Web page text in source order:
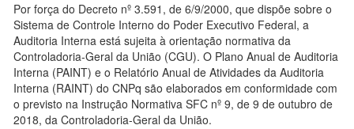
Por força do Decreto nº 3.591, de 6/9/2000, que dispõe sobre o
Sistema de Controle Interno do Poder Executivo Federal, a
Auditoria Interna está sujeita à orientação normativa da
Controladoria-Geral da União (CGU). O Plano Anual de Auditoria
Interna (PAINT) e o Relatório Anual de Atividades da Auditoria
Interna (RAINT) do CNPq são elaborados em conformidade com
o previsto na Instrução Normativa SFC nº 9, de 9 de outubro de
2018, da Controladoria-Geral da União.